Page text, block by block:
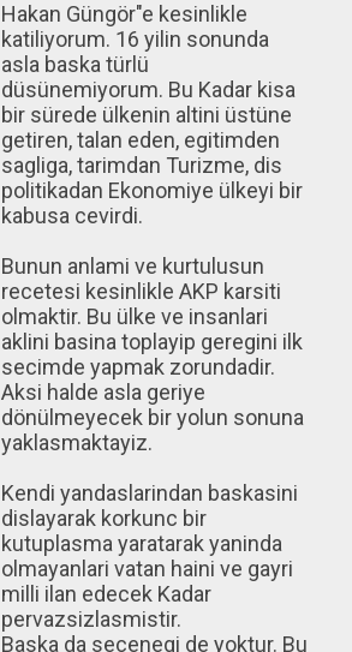
Hakan Güngör"e kesinlikle
katiliyorum. 16 yilin sonunda
asla baska türlü
düsünemiyorum. Bu Kadar kisa
bir sürede ülkenin altini üstüne
getiren, talan eden, egitimden
sagliga, tarimdan Turizme, dis
politikadan Ekonomiye ülkeyi bir
kabusa cevirdi.
Bunun anlami ve kurtulusun
recetesi kesinlikle AKP karsiti
olmaktir. Bu ülke ve insanlari
aklini basina toplayip geregini ilk
secimde yapmak zorundadir.
Aksi halde asla geriye
dönülmeyecek bir yolun sonuna
yaklasmaktayiz.
Kendi yandaslarindan baskasini
dislayarak korkunc bir
kutuplasma yaratarak yaninda
olmayanlari vatan haini ve gayri
milli ilan edecek Kadar
pervazsizlasmistir.
Baska da secenegi de yoktur. Bu